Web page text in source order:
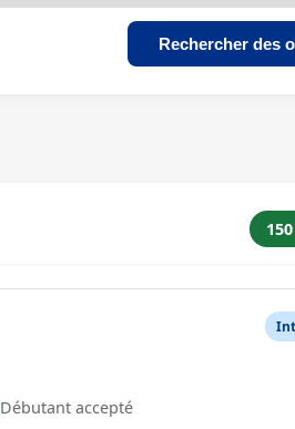
Rechercher des
Débutant accepté